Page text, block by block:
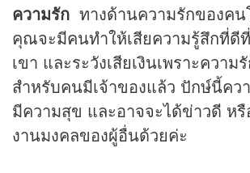
ความรัก ทางด้านความรักของค
คุณจะมีคนทำให้เสียความรู้สึกที่
เขา และระวังเสียเงินเพราะความ
สำหรับคนมีเจ้าของแล้ว ปักษ์นี้ค
มีความสุข และอาจจะได้ข่าวดี ห
งานมงคลของผู้อื่นด้วยค่ะ